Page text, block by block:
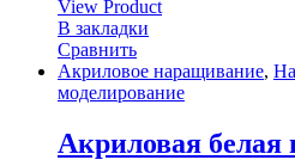
View Product
В закладки
Сравнить
Акриловое наращивание,
моделирование
Акриловая белая